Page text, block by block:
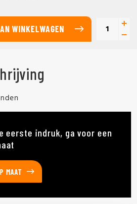
WINKELWAGEN
eerste indruk, ga voor een
MAAT